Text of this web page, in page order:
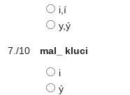
i,í
y,ý
mal_ kluci
i
ý